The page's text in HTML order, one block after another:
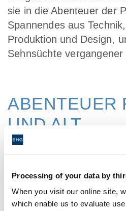
Processing of your data by
When you visit our online site,
which enable us to evaluate
sie in die Abenteuer der
Spannendes aus
Produktion und Design,
Sehnsüchte vergangener
ABENTEUER
UND ALT
spannendes Erlebnis für
Jung, immer
zum Mitmachen!